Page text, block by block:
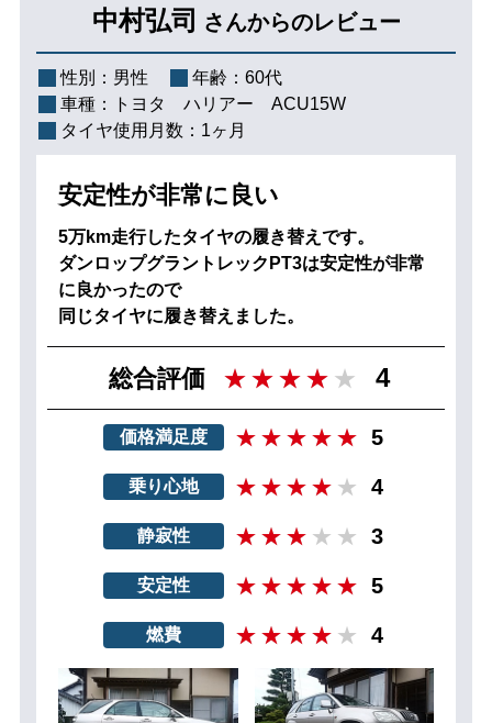
中村弘司 さんからのレビュー
性別： 男性 年齢： 60代
車種：
トヨタ ハリアー ACU15W
タイヤ使用月数： 1ヶ月
安定性が非常に良い
5万km走行したタイヤの履き替えです。
ダンロップグラントレックPT3は安定性が非常
に良かったので
同じタイヤに履き替えました。
総合評価 4
価格満足度 5
乗り心地 4
静寂性 3
安定性 5
燃費 4